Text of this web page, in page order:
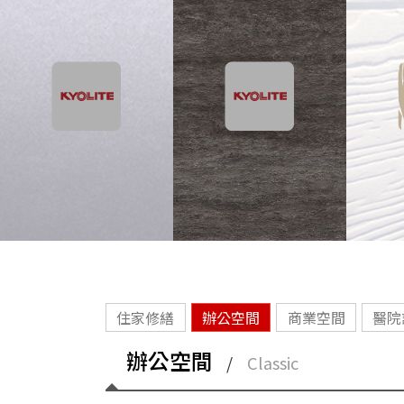
住家修繕 辦公空間 商業空間 醫
辦公空間 / Classic